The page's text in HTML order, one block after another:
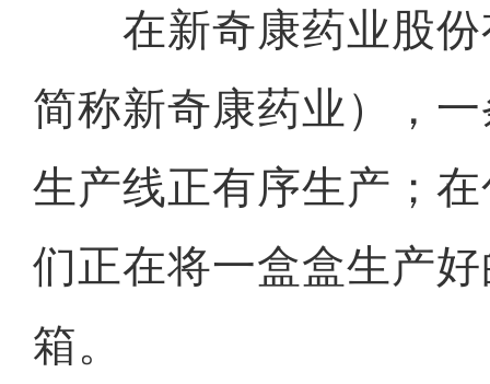
在新奇康药业股份
简称新奇康药业），
生产线正有序生产；
们正在将一盒盒生产
箱。